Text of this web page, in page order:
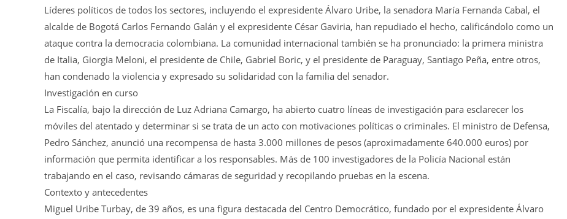
Líderes políticos de todos los sectores, incluyendo el expresidente Álvaro Uribe, la senadora María Fernanda Cabal, el
alcalde de Bogotá Carlos Fernando Galán y el expresidente César Gaviria, han repudiado el hecho, calificándolo como un
ataque contra la democracia colombiana. La comunidad internacional también se ha pronunciado: la primera ministra
de Italia, Giorgia Meloni, el presidente de Chile, Gabriel Boric, y el presidente de Paraguay, Santiago Peña, entre otros,
han condenado la violencia y expresado su solidaridad con la familia del senador.
Investigación en curso
La Fiscalía, bajo la dirección de Luz Adriana Camargo, ha abierto cuatro líneas de investigación para esclarecer los
móviles del atentado y determinar si se trata de un acto con motivaciones políticas o criminales. El ministro de Defensa,
Pedro Sánchez, anunció una recompensa de hasta 3.000 millones de pesos (aproximadamente 640.000 euros) por
información que permita identificar a los responsables. Más de 100 investigadores de la Policía Nacional están
trabajando en el caso, revisando cámaras de seguridad y recopilando pruebas en la escena.
Contexto y antecedentes
Miguel Uribe Turbay, de 39 años, es una figura destacada del Centro Democrático, fundado por el expresidente Álvaro